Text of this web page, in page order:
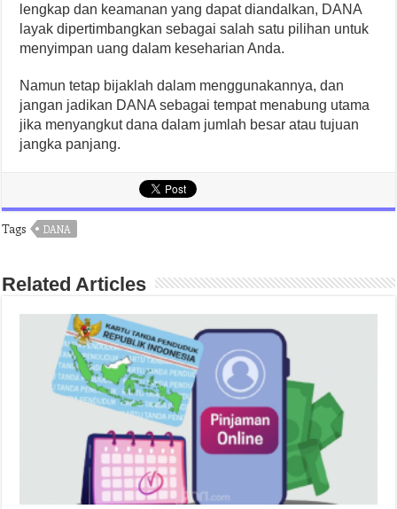
lengkap dan keamanan yang dapat diandalkan, DANA
layak dipertimbangkan sebagai salah satu pilihan untuk
menyimpan uang dalam keseharian Anda.
Namun tetap bijaklah dalam menggunakannya, dan
jangan jadikan DANA sebagai tempat menabung utama
jika menyangkut dana dalam jumlah besar atau tujuan
jangka panjang.
Tags DANA
Related Articles